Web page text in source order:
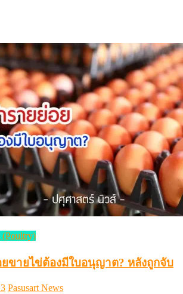
ยขายไข่ต้องมีใบอนุญาต? หลังถูกจับ
Author
Pasusart News